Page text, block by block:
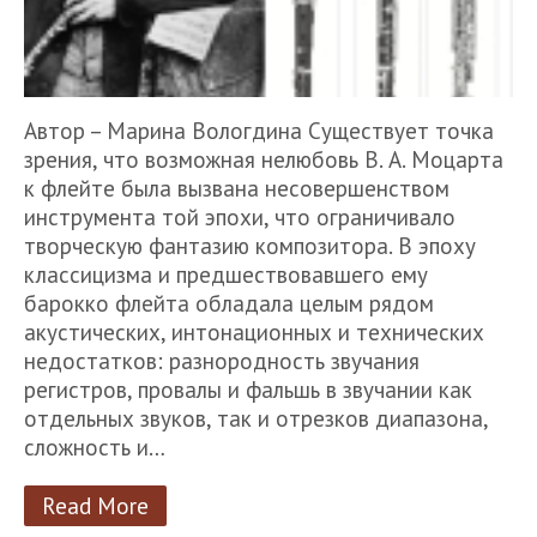
Автор – Марина Вологдина Существует точка
зрения, что возможная нелюбовь В. А. Моцарта
к флейте была вызвана несовершенством
инструмента той эпохи, что ограничивало
творческую фантазию композитора. В эпоху
классицизма и предшествовавшего ему
барокко флейта обладала целым рядом
акустических, интонационных и технических
недостатков: разнородность звучания
регистров, провалы и фальшь в звучании как
отдельных звуков, так и отрезков диапазона,
сложность и…
Read More